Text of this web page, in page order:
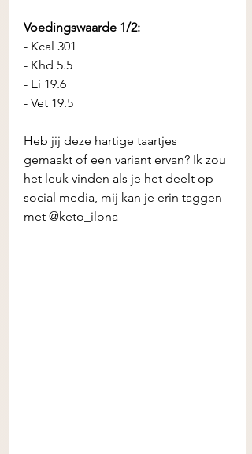
Voedingswaarde 1/2:
- Kcal 301
- Khd 5.5
- Ei 19.6
- Vet 19.5
Heb jij deze hartige taartjes
gemaakt of een variant ervan? Ik zou
het leuk vinden als je het deelt op
social media, mij kan je erin taggen
met @keto_ilona